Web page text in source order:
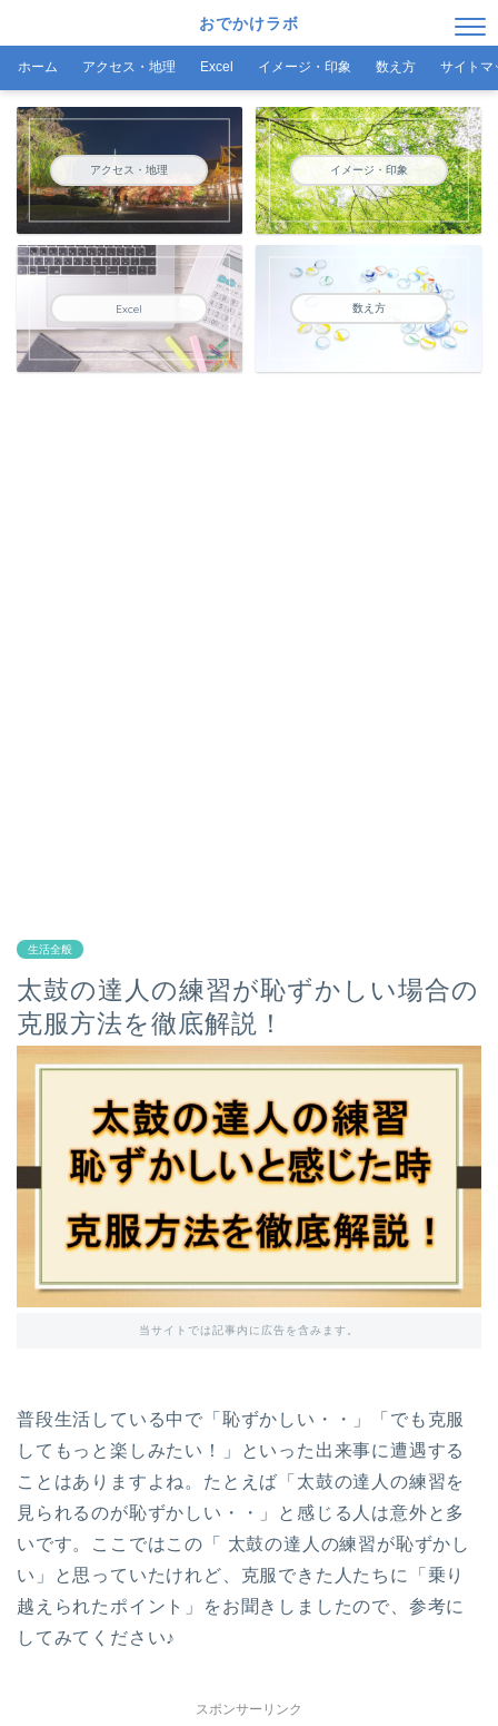
おでかけラボ
ホーム アクセス・地理 Excel イメージ・印象 数え方 サイトマ
アクセス・地理 イメージ・印象
Excel 数え方
生活全般
太鼓の達人の練習が恥ずかしい場合の
克服方法を徹底解説！
当サイトでは記事内に広告を含みます。
普段生活している中で「恥ずかしい・・」「でも克服
してもっと楽しみたい！」といった出来事に遭遇する
ことはありますよね。 たとえば「 太鼓の達人の練習を
見られるのが恥ずかしい・・」と感じる人は意外と多
いです。
ここではこの「 太鼓の達人の練習が恥ずかし
い」と思っていたけれど、克服できた人たちに「乗り
越えられたポイント」をお聞きしましたので、参考に
してみてください♪
スポンサーリンク